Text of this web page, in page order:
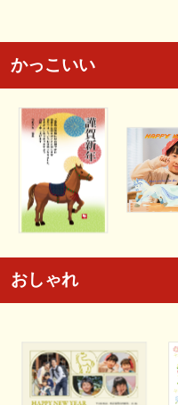
かっこいい
おしゃれ